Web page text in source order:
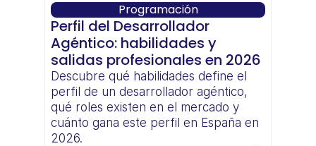
Programación
Perfil del Desarrollador
Agéntico: habilidades y
salidas profesionales en 2026
Descubre qué habilidades define el
perfil de un desarrollador agéntico,
qué roles existen en el mercado y
cuánto gana este perfil en España en
2026.